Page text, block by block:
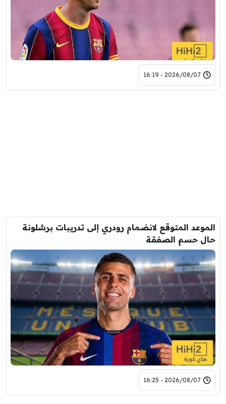
2026/08/07 - 16:19
الموعد المتوقع لانضمام رودري إلى تدريبات برشلونة
حال حسم الصفقة
2026/08/07 - 16:25